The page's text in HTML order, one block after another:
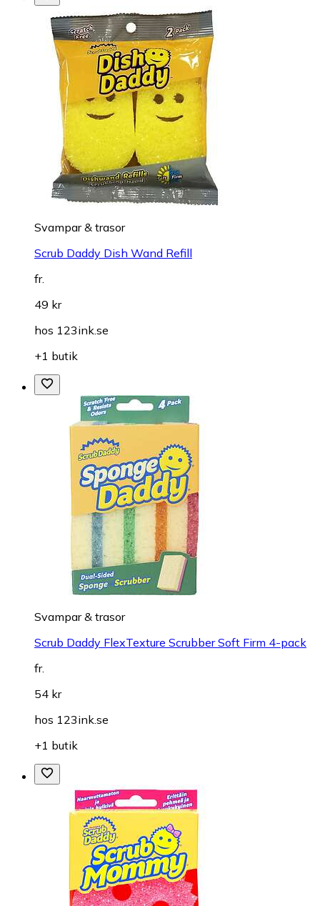
Svampar & trasor
Scrub Daddy Dish Wand Refill
fr.
49 kr
hos 123ink.se
+1 butik
Svampar & trasor
Scrub Daddy FlexTexture Scrubber Soft Firm 4-pack
fr.
54 kr
hos 123ink.se
+1 butik